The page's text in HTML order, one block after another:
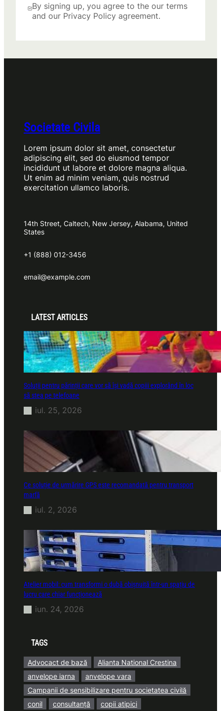
By signing up, you agree to the our terms
and our Privacy Policy agreement.
Societate Civila
Lorem ipsum dolor sit amet, consectetur
adipiscing elit, sed do eiusmod tempor
incididunt ut labore et dolore magna aliqua.
Ut enim ad minim veniam, quis nostrud
exercitation ullamco laboris.
14th Street, Caltech, New Jersey, Alabama, United
States
+1 (888) 012-3456
email@example.com
LATEST ARTICLES
Soluții pentru părinții care vor să își vadă copiii explorând în loc
să stea pe telefoane
iul. 25, 2026
Ce soluție de urmărire GPS este recomandată pentru transport
marfă
iul. 2, 2026
Atelier mobil: cum transformi o dubă obișnuită într-un spațiu de
lucru care chiar funcționează
iun. 24, 2026
TAGS
Advocact de bază
Alianta National Crestina
anvelope iarna
anvelope vara
Campanii de sensibilizare pentru societatea civilă
conil
consultanță copii atipici